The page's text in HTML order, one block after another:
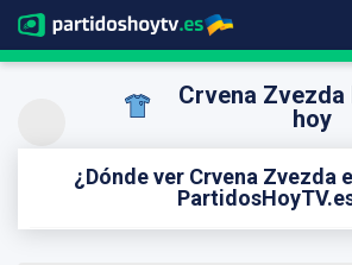
Crvena
hoy
¿Dónde ver Crvena Zvezda